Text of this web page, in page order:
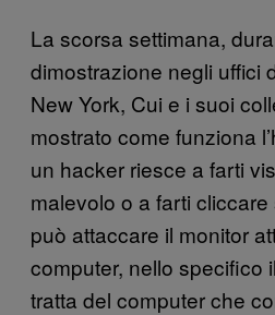
La scorsa settimana,
dimostrazione negli uffici
New York, Cui e i suoi
mostrato come funziona
un hacker riesce a farti
malevolo o a farti
può attaccare il monitor
computer, nello specifico
tratta del computer che